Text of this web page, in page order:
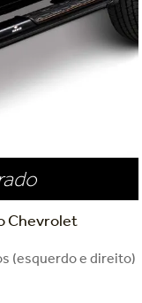
Chevrolet
(esquerdo e direito)